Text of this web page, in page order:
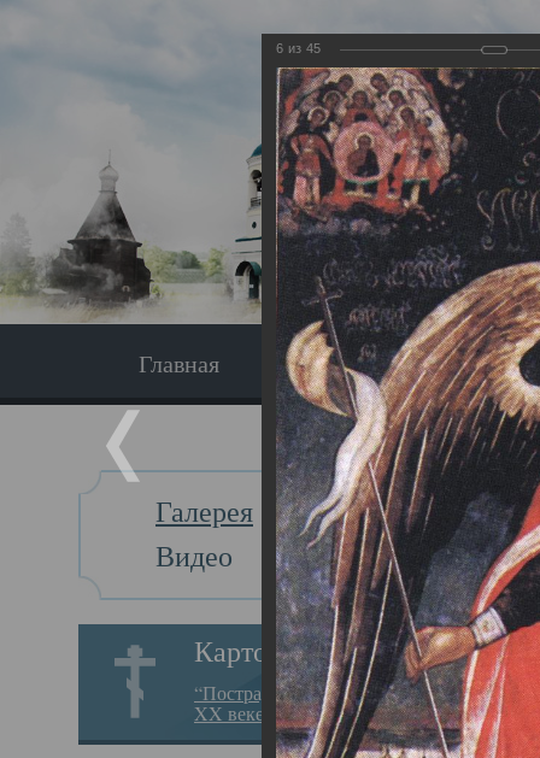
Главная Экскурсия
Галерея
Видео
Картотека
“Пострадавшие за веру в
XX веке на Севере”
Главная
6 из 45